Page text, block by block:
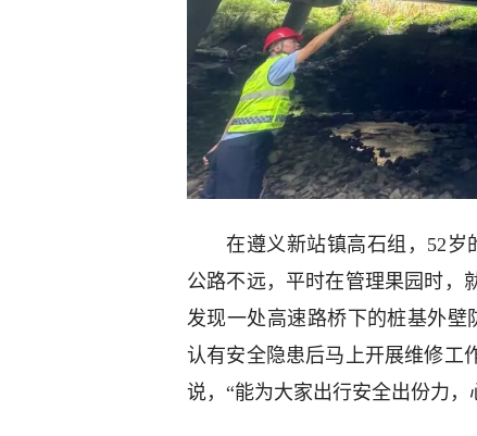
在遵义新站镇高石组，52岁
公路不远，平时在管理果园时，
发现一处高速路桥下的桩基外
认有安全隐患后马上开展维修工
说，“能为大家出行安全出份力